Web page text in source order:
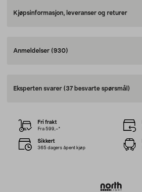
Kjøpsinformasjon, leveranser og returer
Anmeldelser (930)
Eksperten svarer (37 besvarte spørsmål)
Fri frakt
Fra 599,–*
Sikkert
365 dagers åpent kjøp